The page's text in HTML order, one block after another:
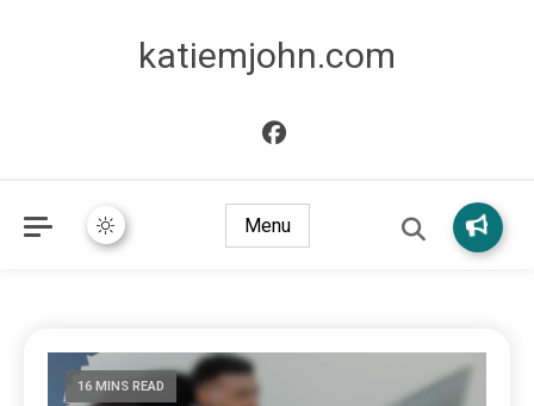
katiemjohn.com
Menu
16 MINS READ